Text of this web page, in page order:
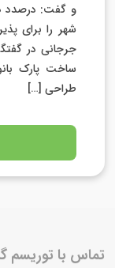
و گفت: درصدد
شهر را برای
جرجانی در
ساخت پارک
طراحی […]
تماس با توریسم